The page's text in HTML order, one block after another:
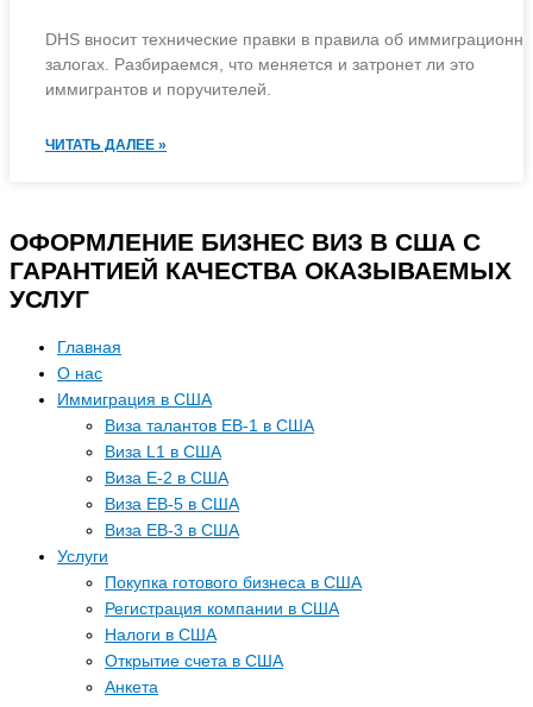
DHS вносит технические правки в правила об
залогах. Разбираемся, что меняется и затронет ли это
иммигрантов и поручителей.
ЧИТАТЬ ДАЛЕЕ »
ОФОРМЛЕНИЕ БИЗНЕС ВИЗ В США С
ГАРАНТИЕЙ КАЧЕСТВА ОКАЗЫВАЕМЫХ
УСЛУГ
Главная
О нас
Иммиграция в США
Виза талантов EB-1 в США
Виза L1 в США
Виза E-2 в США
Виза EB-5 в США
Виза EB-3 в США
Услуги
Покупка готового бизнеса в США
Регистрация компании в США
Налоги в США
Открытие счета в США
Анкета